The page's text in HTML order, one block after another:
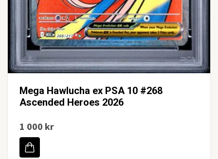
Mega Hawlucha ex PSA 10 #268
Ascended Heroes 2026
1 000 kr